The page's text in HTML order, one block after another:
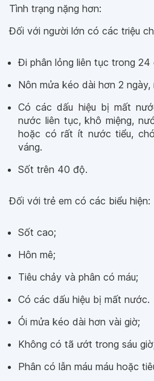
Tình trạng nặng hơn:
Đối với người lớn có các triệu
Đi phân lỏng liên tục trong 24
Nôn mửa kéo dài hơn 2 ngày,
Có các dấu hiệu bị mất
nước liên tục, khô miệng,
hoặc có rất ít nước tiểu,
váng.
Sốt trên 40 độ.
Đối với trẻ em có các biểu hiện:
Sốt cao;
Hôn mê;
Tiêu chảy và phân có máu;
Có các dấu hiệu bị mất nước.
Ói mửa kéo dài hơn vài giờ;
Không có tã ướt trong sáu
Phân có lẫn máu máu hoặc